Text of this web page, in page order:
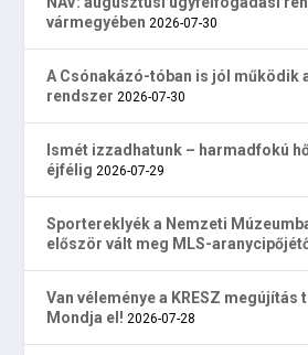
vármegyében 2026-07-30
A Csónakázó-tóban is jól működik
rendszer 2026-07-30
Ismét izzadhatunk – harmadfokú
éjfélig 2026-07-29
Sportereklyék a Nemzeti
először vált meg MLS-
Van véleménye a KRESZ megújítás
Mondja el! 2026-07-28